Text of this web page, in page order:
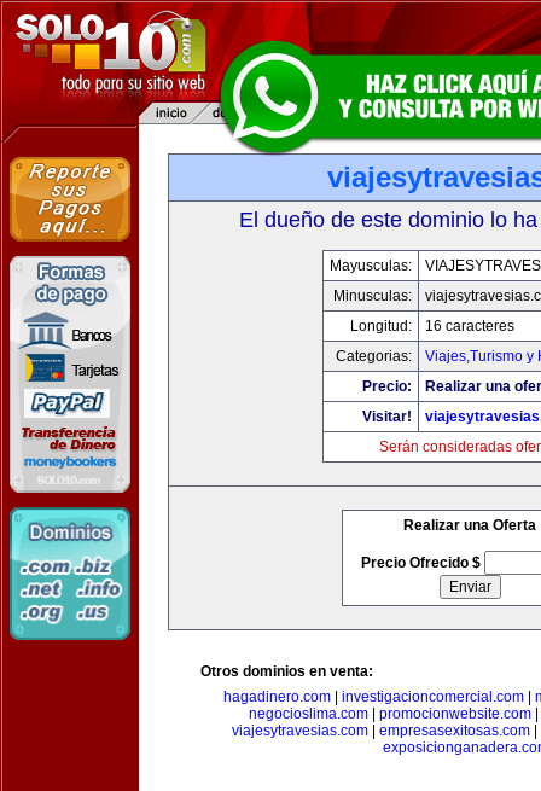
El dueño de este dominio lo
Mayusculas:
Minusculas:
Longitud:
16 caracteres
Categorias:
Viajes,Turismo y
Precio:
Realizar una
Visitar!
Serán consideradas
Realizar una Oferta
Precio Ofrecido $
Otros dominios en venta:
hagadinero.com
investigacioncomercial.com
negocioslima.com
promocionwebsite.com
viajesytravesias.com| empresasexitosas.com|